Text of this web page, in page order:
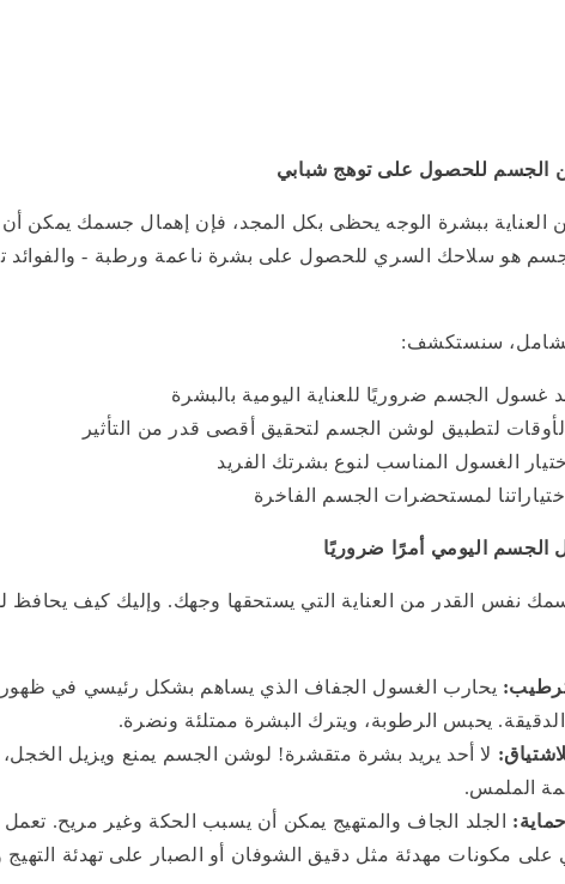
الجسم للحصول على توهج شبابي
العناية ببشرة الوجه يحظى بكل المجد، فإن إهمال جسمك يمكن
هو سلاحك السري للحصول على بشرة ناعمة ورطبة - والفوائد
سنستكشف:
غسول الجسم ضروريًا للعناية اليومية بالبشرة
لتطبيق لوشن الجسم لتحقيق أقصى قدر من التأثير
الغسول المناسب لنوع بشرتك الفريد
لمستحضرات الجسم الفاخرة
الجسم اليومي أمرًا ضروريًا
نفس القدر من العناية التي يستحقها وجهك. وإليك كيف
يحارب الغسول الجفاف الذي يساهم بشكل رئيسي في ظهور
يحبس الرطوبة، ويترك البشرة ممتلئة ونضرة.
لا أحد يريد بشرة متقشرة! لوشن الجسم يمنع ويزيل
الملمس.
الجلد الجاف والمتهيج يمكن أن يسبب الحكة وغير مريح.
على مكونات مهدئة مثل دقيق الشوفان أو الصبار على تهدئة التهيج